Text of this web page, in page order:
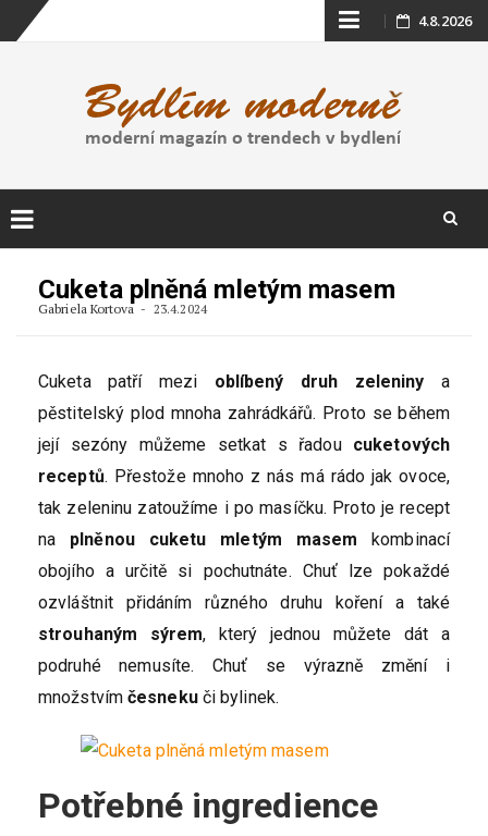
Skip
content
4.8.2026
content
Cuketa plněná mletým masem
Gabriela Kortova 23.4.2024
Cuketa patří mezi oblíbený druh zeleniny a
pěstitelský plod mnoha zahrádkářů. Proto se během
její sezóny můžeme setkat s řadou cuketových
receptů. Přestože mnoho z nás má rádo jak ovoce,
tak zeleninu zatoužíme i po masíčku. Proto je recept
na plněnou cuketu mletým masem kombinací
obojího a určitě si pochutnáte. Chuť lze pokaždé
ozvláštnit přidáním různého druhu koření a také
strouhaným sýrem, který jednou můžete dát a
podruhé nemusíte. Chuť se výrazně změní i
množstvím česnekuči bylinek.
Potřebné ingredience